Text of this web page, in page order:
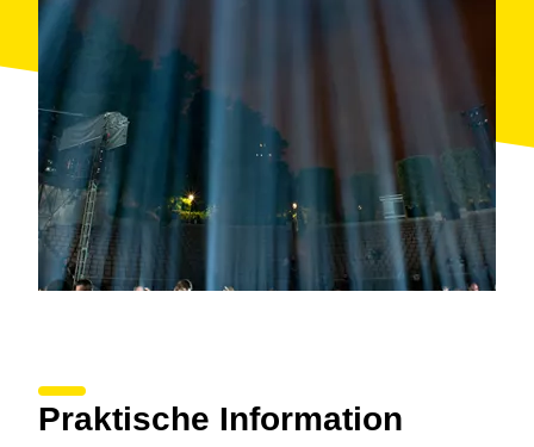
Praktische Information